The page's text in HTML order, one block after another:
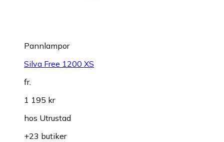
Pannlampor
Silva Free 1200 XS
fr.
1 195 kr
hos Utrustad
+23 butiker